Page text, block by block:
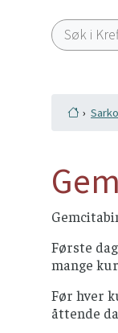
Første
mange
Før hver
åttende